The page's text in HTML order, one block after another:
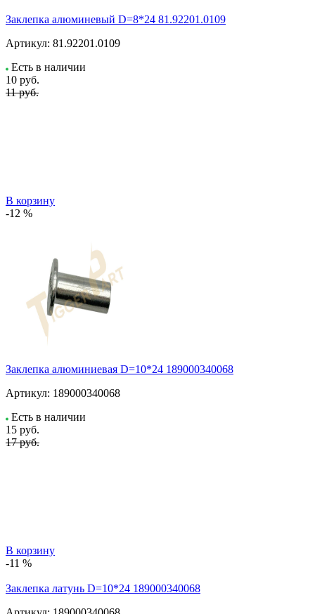
Заклепка алюминевый D=8*24 81.92201.0109
Артикул: 81.92201.0109
Есть в наличии
10 руб.
11 руб.
В корзину
-12 %
Заклепка алюминиевая D=10*24 189000340068
Артикул: 189000340068
Есть в наличии
15 руб.
17 руб.
В корзину
-11 %
Заклепка латунь D=10*24 189000340068